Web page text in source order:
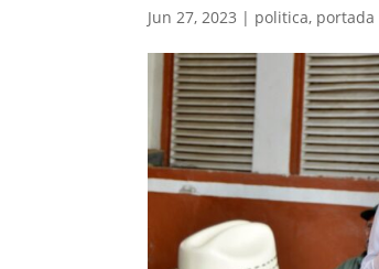
Jun 27, 2023 | politica, portada